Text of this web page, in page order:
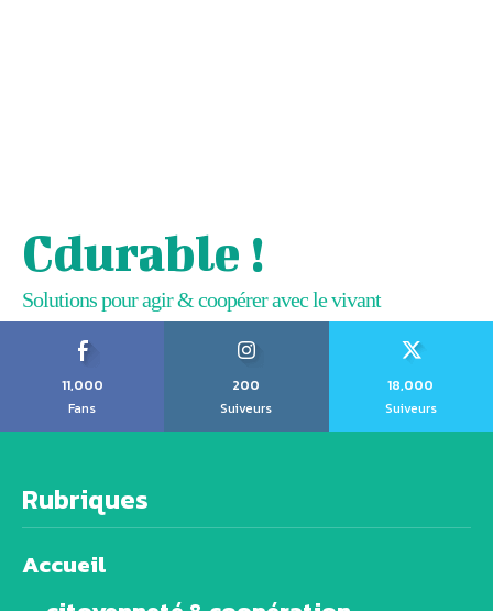
Cdurable !
Solutions pour agir & coopérer avec le vivant
11,000
Fans
200
Suiveurs
18,000
Suiveurs
Rubriques
Accueil